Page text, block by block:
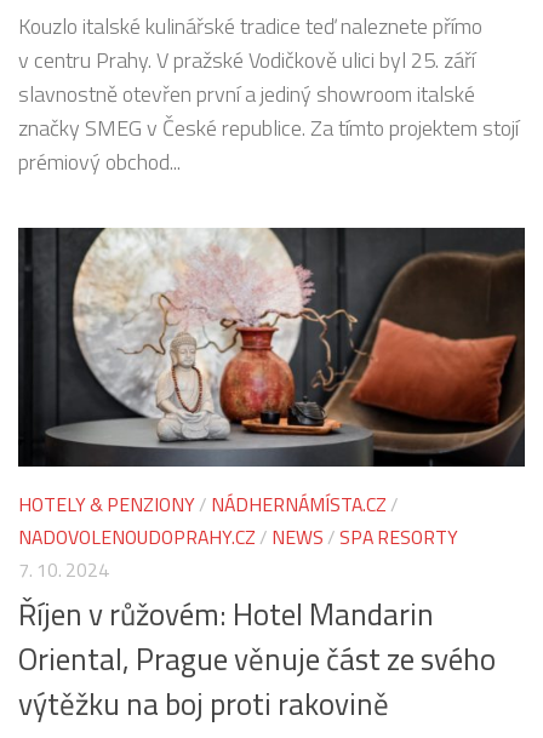
Kouzlo italské kulinářské tradice teď naleznete přímo
v centru Prahy. V pražské Vodičkově ulici byl 25. září
slavnostně otevřen první a jediný showroom italské
značky SMEG v České republice. Za tímto projektem stojí
prémiový obchod...
HOTELY & PENZIONY/ NÁDHERNÁMÍSTA.CZ /
NADOVOLENOUDOPRAHY.CZ / NEWS /SPA RESORTY
7. 10. 2024
Říjen v růžovém: Hotel Mandarin
Oriental, Prague věnuje část ze svého
výtěžku na boj proti rakovině